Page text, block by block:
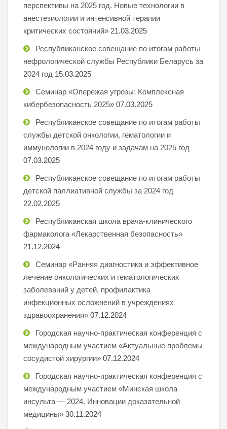
перспективы на 2025 год. Новые технологии в
анестезиологии и интенсивной терапии
критических состояний» 21.03.2025
Республиканское совещание по итогам работы
нефрологической службы Республики Беларусь за
2024 год 15.03.2025
Семинар «Опережая угрозы: Комплексная
кибербезопасность 2025» 07.03.2025
Республиканское совещание по итогам работы
службы детской онкологии, гематологии и
иммунологии в 2024 году и задачам на 2025 год
07.03.2025
Республиканское совещание по итогам работы
детской паллиативной службы за 2024 год
22.02.2025
Республиканская школа врача-клинического
фармаколога «Лекарственная безопасность»
21.12.2024
Семинар «Ранняя диагностика и эффективное
лечение онкологических и гематологических
заболеваний у детей, профилактика
инфекционных осложнений в учреждениях
здравоохранения» 07.12.2024
Городская научно-практическая конференция с
международным участием «Актуальные проблемы
сосудистой хирургии» 07.12.2024
Городская научно-практическая конференция с
международным участием «Минская школа
инсульта — 2024. Инновации доказательной
медицины» 30.11.2024